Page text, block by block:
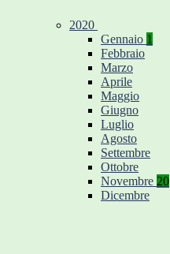
2020
Gennaio 1
Febbraio
Marzo
Aprile
Maggio
Giugno
Luglio
Agosto
Settembre
Ottobre
Novembre 20
Dicembre